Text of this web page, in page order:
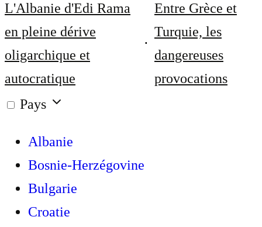
L'Albanie d'Edi Rama
en pleine dérive
oligarchique et
autocratique
Entre Grèce et
Turquie, les
dangereuses
provocations
Pays
Albanie
Bosnie-Herzégovine
Bulgarie
Croatie